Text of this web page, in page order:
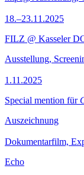
18.–23.11.2025
FILZ @ Kasseler
Ausstellung,
1.11.2025
Special mention für
Auszeichnung
Dokumentarfilm,
Echo